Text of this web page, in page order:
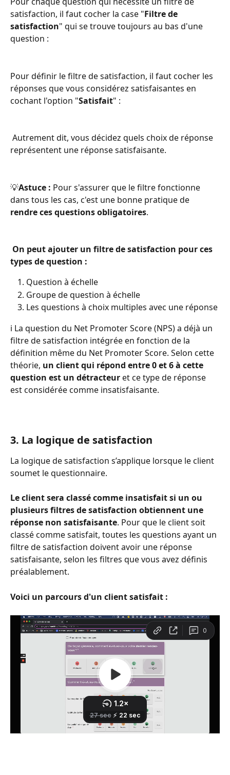
satisfaction, il faut cocher la case "Filtre de
satisfaction" qui se trouve toujours au bas d'une
question :
Pour définir le filtre de satisfaction, il faut cocher les
réponses que vous considérez satisfaisantes en
cochant l'option "Satisfait" :
représentent une réponse satisfaisante.
💡Astuce : Pour s'assurer que le filtre fonctionne
dans tous les cas, c'est une bonne pratique de
rendre ces questions obligatoires.
types de question :
Question à échelle
Groupe de question à échelle
Les questions à choix multiples avec une réponse
ℹ️ La question du Net Promoter Score (NPS) a déjà un
filtre de satisfaction intégrée en fonction de la
définition même du Net Promoter Score. Selon cette
théorie, un client qui répond entre 0 et 6 à cette
question est un détracteur et ce type de réponse
est considérée comme insatisfaisante.
3. La logique de satisfaction
La logique de satisfaction s’applique lorsque le client
soumet le questionnaire.
Le client sera classé comme insatisfait si un ou
plusieurs filtres de satisfaction obtiennent une
réponse non satisfaisante. Pour que le client soit
classé comme satisfait, toutes les questions ayant un
filtre de satisfaction doivent avoir une réponse
satisfaisante, selon les filtres que vous avez définis
préalablement.
Voici un parcours d'un client satisfait :